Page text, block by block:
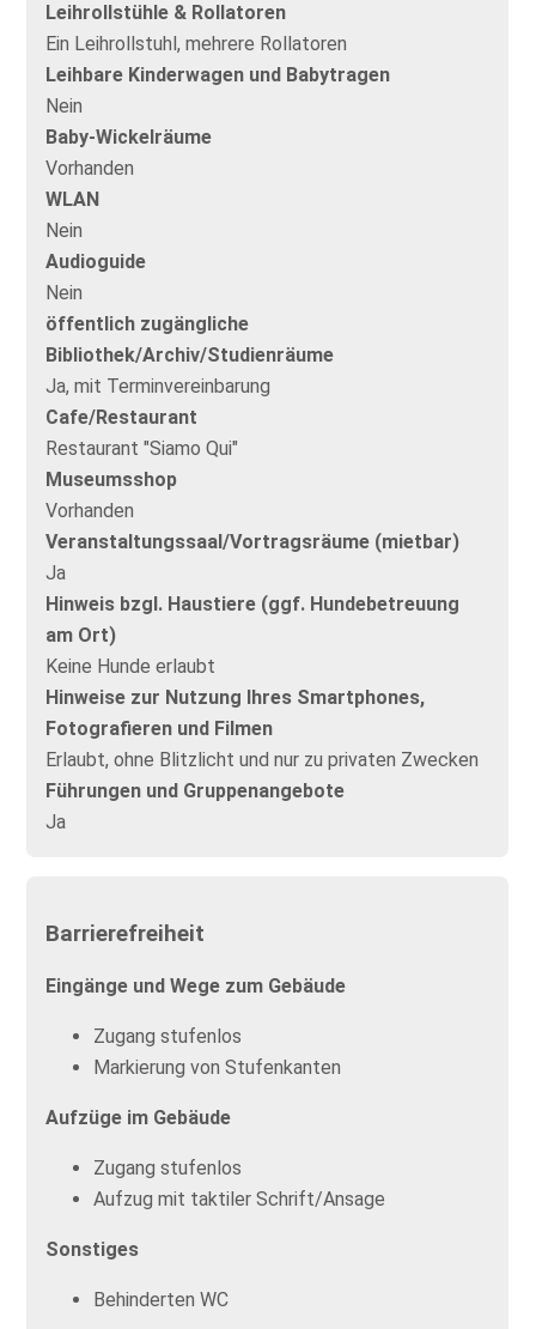
Leihrollstühle & Rollatoren
Ein Leihrollstuhl, mehrere Rollatoren
Leihbare Kinderwagen und Babytragen
Nein
Baby-Wickelräume
Vorhanden
WLAN
Nein
Audioguide
Nein
öffentlich zugängliche
Bibliothek/Archiv/Studienräume
Ja, mit Terminvereinbarung
Cafe/Restaurant
Restaurant "Siamo Qui"
Museumsshop
Vorhanden
Veranstaltungssaal/Vortragsräume (mietbar)
Ja
Hinweis bzgl. Haustiere (ggf. Hundebetreuung
am Ort)
Keine Hunde erlaubt
Hinweise zur Nutzung Ihres Smartphones,
Fotografieren und Filmen
Erlaubt, ohne Blitzlicht und nur zu privaten Zwecken
Führungen und Gruppenangebote
Ja
Barrierefreiheit
Eingänge und Wege zum Gebäude
Zugang stufenlos
Markierung von Stufenkanten
Aufzüge im Gebäude
Zugang stufenlos
Aufzug mit taktiler Schrift/Ansage
Sonstiges
Behinderten WC